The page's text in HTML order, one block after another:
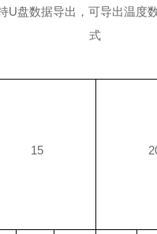
U盘数据导出，可导出温度
式
15